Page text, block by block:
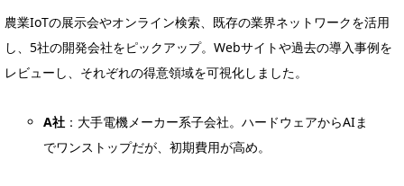
農業IoTの展示会やオンライン検索、既存の業界ネットワークを活用
し、5社の開発会社をピックアップ。Webサイトや過去の導入事例を
レビューし、それぞれの得意領域を可視化しました。
A社 ：大手電機メーカー系子会社。ハードウェアからAIま
でワンストップだが、初期費用が高め。